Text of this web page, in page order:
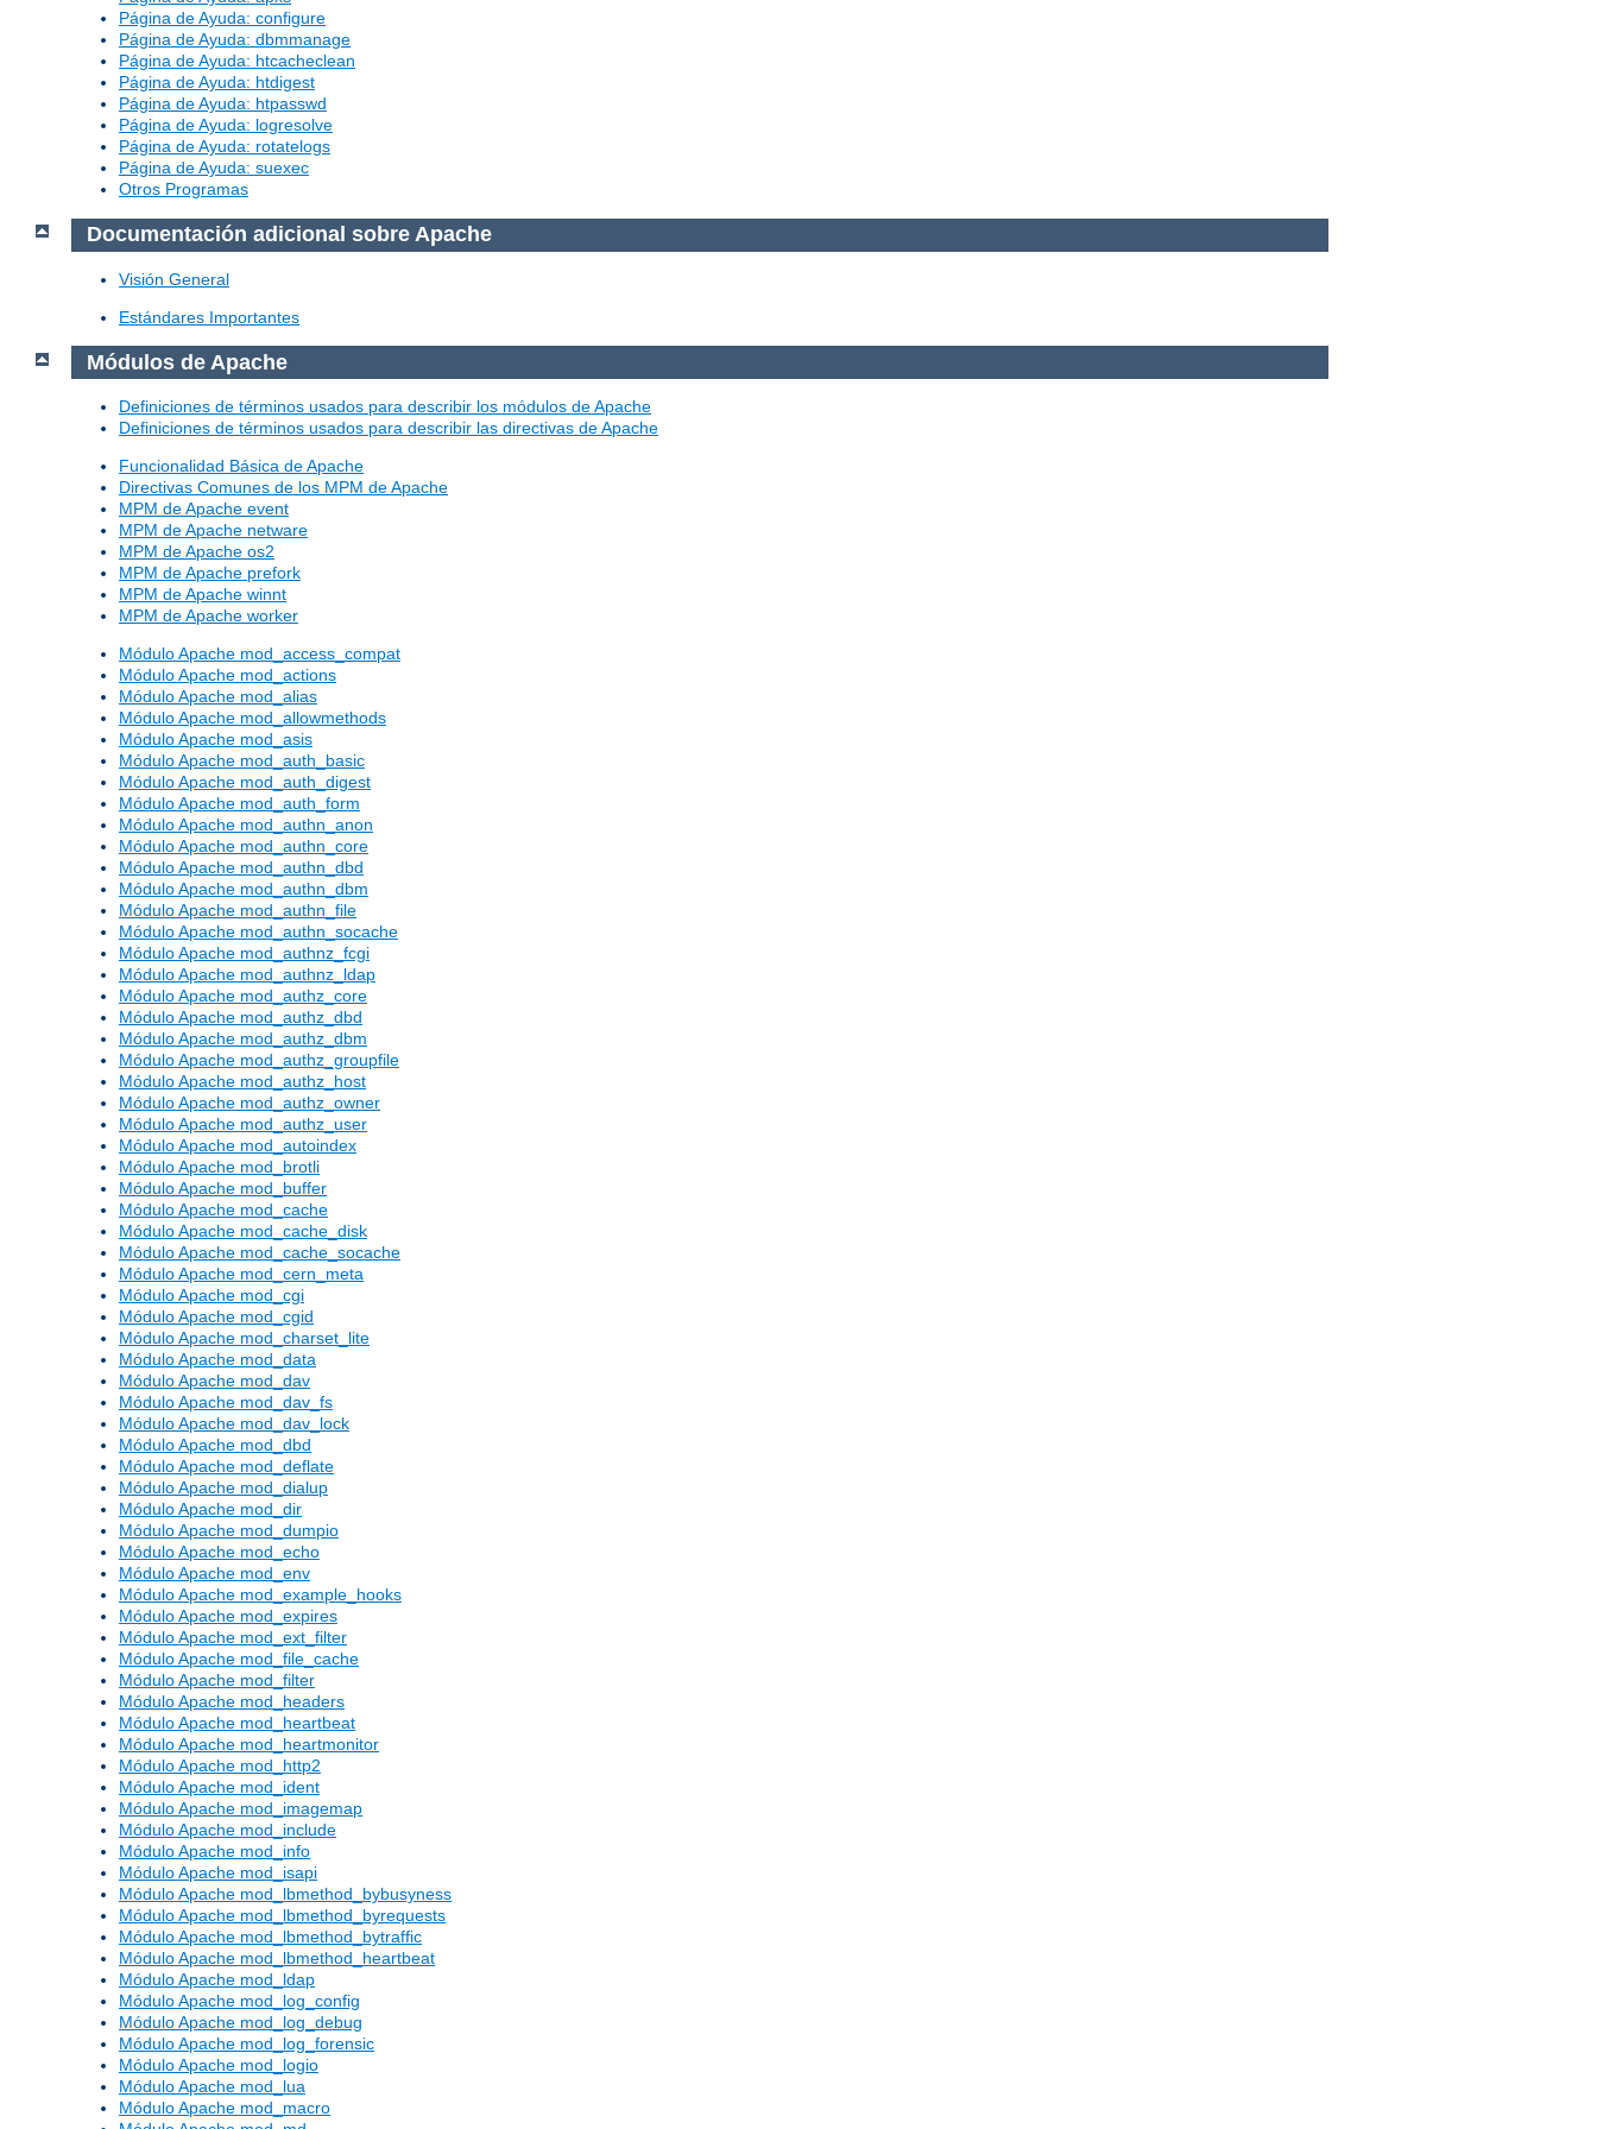
Página de Ayuda: configure
Página de Ayuda: dbmmanage
Página de Ayuda: htcacheclean
Página de Ayuda: htdigest
Página de Ayuda: htpasswd
Página de Ayuda: logresolve
Página de Ayuda: rotatelogs
Página de Ayuda: suexec
Otros Programas
Documentación adicional sobre Apache
Visión General
Estándares Importantes
Módulos de Apache
Definiciones de términos usados para describir los módulos de Apache
Definiciones de términos usados para describir las directivas de Apache
Funcionalidad Básica de Apache
Directivas Comunes de los MPM de Apache
MPM de Apache event
MPM de Apache netware
MPM de Apache os2
MPM de Apache prefork
MPM de Apache winnt
MPM de Apache worker
Módulo Apache mod_access_compat
Módulo Apache mod_actions
Módulo Apache mod_alias
Módulo Apache mod_allowmethods
Módulo Apache mod_asis
Módulo Apache mod_auth_basic
Módulo Apache mod_auth_digest
Módulo Apache mod_auth_form
Módulo Apache mod_authn_anon
Módulo Apache mod_authn_core
Módulo Apache mod_authn_dbd
Módulo Apache mod_authn_dbm
Módulo Apache mod_authn_file
Módulo Apache mod_authn_socache
Módulo Apache mod_authnz_fcgi
Módulo Apache mod_authnz_ldap
Módulo Apache mod_authz_core
Módulo Apache mod_authz_dbd
Módulo Apache mod_authz_dbm
Módulo Apache mod_authz_groupfile
Módulo Apache mod_authz_host
Módulo Apache mod_authz_owner
Módulo Apache mod_authz_user
Módulo Apache mod_autoindex
Módulo Apache mod_brotli
Módulo Apache mod_buffer
Módulo Apache mod_cache
Módulo Apache mod_cache_disk
Módulo Apache mod_cache_socache
Módulo Apache mod_cern_meta
Módulo Apache mod_cgi
Módulo Apache mod_cgid
Módulo Apache mod_charset_lite
Módulo Apache mod_data
Módulo Apache mod_dav
Módulo Apache mod_dav_fs
Módulo Apache mod_dav_lock
Módulo Apache mod_dbd
Módulo Apache mod_deflate
Módulo Apache mod_dialup
Módulo Apache mod_dir
Módulo Apache mod_dumpio
Módulo Apache mod_echo
Módulo Apache mod_env
Módulo Apache mod_example_hooks
Módulo Apache mod_expires
Módulo Apache mod_ext_filter
Módulo Apache mod_file_cache
Módulo Apache mod_filter
Módulo Apache mod_headers
Módulo Apache mod_heartbeat
Módulo Apache mod_heartmonitor
Módulo Apache mod_http2
Módulo Apache mod_ident
Módulo Apache mod_imagemap
Módulo Apache mod_include
Módulo Apache mod_info
Módulo Apache mod_isapi
Módulo Apache mod_lbmethod_bybusyness
Módulo Apache mod_lbmethod_byrequests
Módulo Apache mod_lbmethod_bytraffic
Módulo Apache mod_lbmethod_heartbeat
Módulo Apache mod_ldap
Módulo Apache mod_log_config
Módulo Apache mod_log_debug
Módulo Apache mod_log_forensic
Módulo Apache mod_logio
Módulo Apache mod_lua
Módulo Apache mod_macro